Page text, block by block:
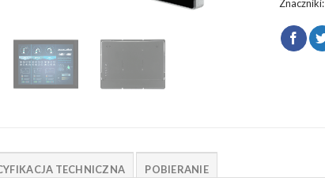
Znaczniki:
TECHNICZNA POBIERANIE